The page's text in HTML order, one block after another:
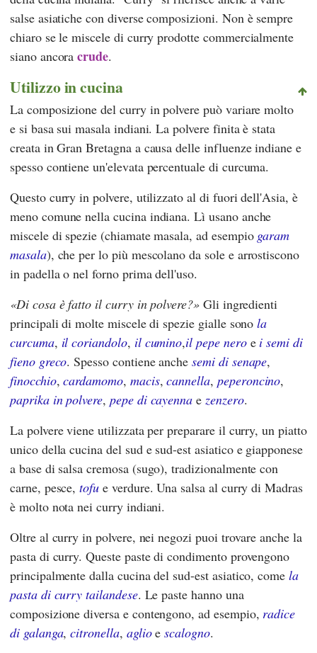
salse asiatiche con diverse composizioni. Non è sempre
chiaro se le miscele di curry prodotte commercialmente
siano ancoracrude.
Utilizzo in cucina
La composizione del curry in polvere può variare molto
e si basa sui masala indiani. La polvere finita è stata
creata in Gran Bretagna a causa delle influenze indiane e
spesso contiene un'elevata percentuale di curcuma.
Questo curry in polvere, utilizzato al di fuori dell'Asia, è
meno comune nella cucina indiana. Lì usano anche
miscele di spezie (chiamate masala, ad esempio garam
masala), che per lo più mescolano da sole e arrostiscono
in padella o nel forno prima dell'uso.
Di cosa è fatto il curry in polvere? Gli ingredienti
principali di molte miscele di spezie gialle sonola
curcuma, il coriandolo, il cumino,il pepe neroe i semi di
fieno greco. Spesso contiene anchesemi di senape,
finocchio,cardamomo, macis,cannella, peperoncino,
paprika in polvere, pepe di cayenna e zenzero.
La polvere viene utilizzata per preparare il curry, un piatto
unico della cucina del sud e sud-est asiatico e giapponese
a base di salsa cremosa (sugo), tradizionalmente con
carne, pesce,tofu e verdure. Una salsa al curry di Madras
è molto nota nei curry indiani.
Oltre al curry in polvere, nei negozi puoi trovare anche la
pasta di curry. Queste paste di condimento provengono
principalmente dalla cucina del sud-est asiatico, comela
pasta di curry tailandese. Le paste hanno una
composizione diversa e contengono, ad esempio, radice
di galanga,citronella, aglioescalogno.